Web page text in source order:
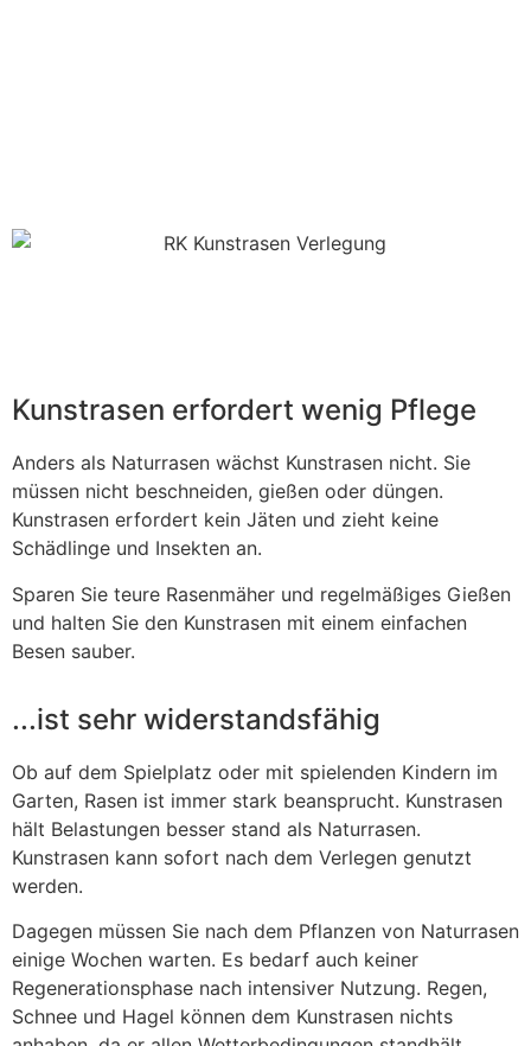
Kunstrasen erfordert wenig Pflege
Anders als Naturrasen wächst Kunstrasen nicht. Sie
müssen nicht beschneiden, gießen oder düngen.
Kunstrasen erfordert kein Jäten und zieht keine
Schädlinge und Insekten an.
Sparen Sie teure Rasenmäher und regelmäßiges Gießen
und halten Sie den Kunstrasen mit einem einfachen
Besen sauber.
...ist sehr widerstandsfähig
Ob auf dem Spielplatz oder mit spielenden Kindern im
Garten, Rasen ist immer stark beansprucht. Kunstrasen
hält Belastungen besser stand als Naturrasen.
Kunstrasen kann sofort nach dem Verlegen genutzt
werden.
Dagegen müssen Sie nach dem Pflanzen von Naturrasen
einige Wochen warten. Es bedarf auch keiner
Regenerationsphase nach intensiver Nutzung. Regen,
Schnee und Hagel können dem Kunstrasen nichts